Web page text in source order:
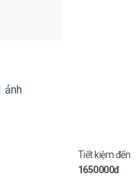
ảnh
Tiết kiệm đến
1650000đ